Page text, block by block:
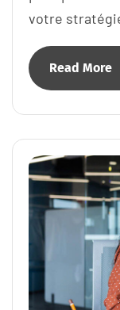
votre
Read More